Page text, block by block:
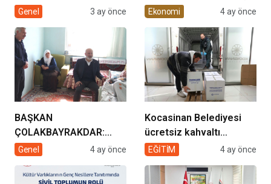
müziğin coşkusu
geliyor!
Genel 3 ay önce
Enerjisi Hamlesi
Ekonomi 4 ay önce
BAŞKAN
ÇOLAKBAYRAKDAR:
“EVDE SAĞLIK
GÖNÜLLERE
Genel 4 ay önce
Kocasinan Belediyesi
ücretsiz kahvaltı
desteği projesi
EĞİTİM 4 ay önce